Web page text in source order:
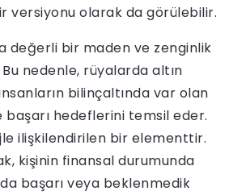
versiyonu olarak da görülebilir.
değerli bir maden ve zenginlik
nedenle, rüyalarda altın
bilinçaltında var olan
başarı hedeflerini temsil eder.
ilişkilendirilen bir elementtir.
kişinin finansal durumunda
başarı veya beklenmedik